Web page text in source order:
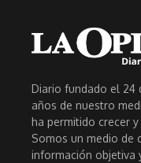
Diario fundado el 24
años de nuestro
ha permitido crecer
Somos un medio de
información objetiva